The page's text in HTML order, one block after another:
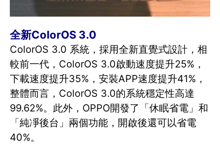
全新ColorOS 3.0
ColorOS 3.0 系統，採用全新直覺式設計，相
較前一代，ColorOS 3.0啟動速度提升25%，
下載速度提升35%，安裝APP速度提升41%，
整體而言，ColorOS 3.0的系統穩定性高達
99.62%。此外，OPPO開發了「休眠省電」和
「純凈後台」兩個功能，開啟後還可以省電
40%。